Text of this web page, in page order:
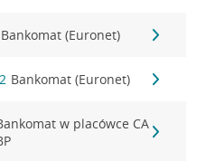
Bankomat (Euronet)
Bankomat (Euronet)
w placówce CA